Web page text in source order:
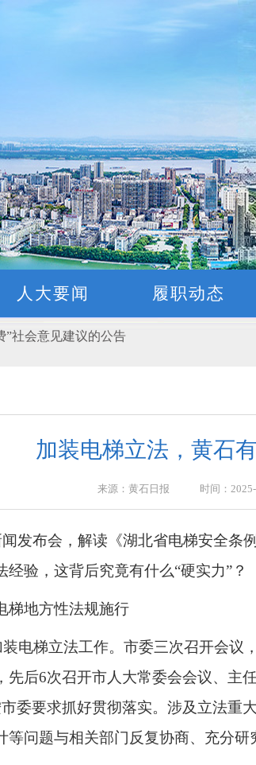
人大要闻 履职动态
告(2026年第4号)
年）和2027年立法计划建议项目的公告
条例 （草案三审稿）》意见、建议的公告
社会意见建议的公告
告 2026年第3号
告 2026年第2号
告(2026年第4号)
—2031年）和2027年立法计划建议项目的公告
条例 （草案三审稿）》意见、建议的公告
告 2026年第3号
告 2026年第2号
加装电梯立法，黄石
来源：黄石日报 时间：2025-
发布会，解读《湖北省电梯安全条
验，这背后究竟有什么“硬实力”？
梯地方性法规施行
电梯立法工作。市委三次召开会
后6次召开市人大常委会会议、主
委要求抓好贯彻落实。涉及立法重
问题与相关部门反复协商、充分研